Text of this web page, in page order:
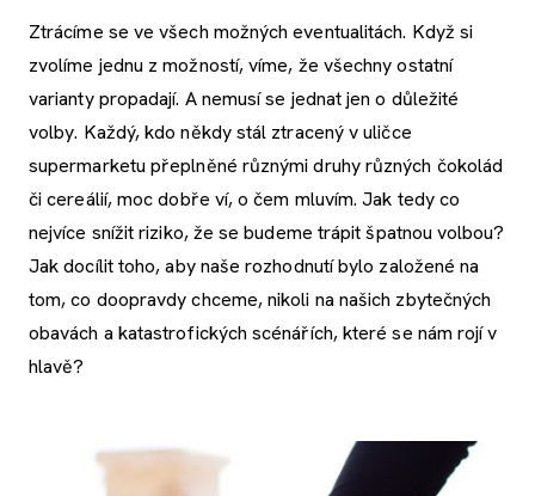
Ztrácíme se ve všech možných eventualitách. Když si
zvolíme jednu z možností, víme, že všechny ostatní
varianty propadají. A nemusí se jednat jen o důležité
volby. Každý, kdo někdy stál ztracený v uličce
supermarketu přeplněné různými druhy různých čokolád
či cereálií, moc dobře ví, o čem mluvím. Jak tedy co
nejvíce snížit riziko, že se budeme trápit špatnou volbou?
Jak docílit toho, aby naše rozhodnutí bylo založené na
tom, co doopravdy chceme, nikoli na našich zbytečných
obavách a katastrofických scénářích, které se nám rojí v
hlavě?